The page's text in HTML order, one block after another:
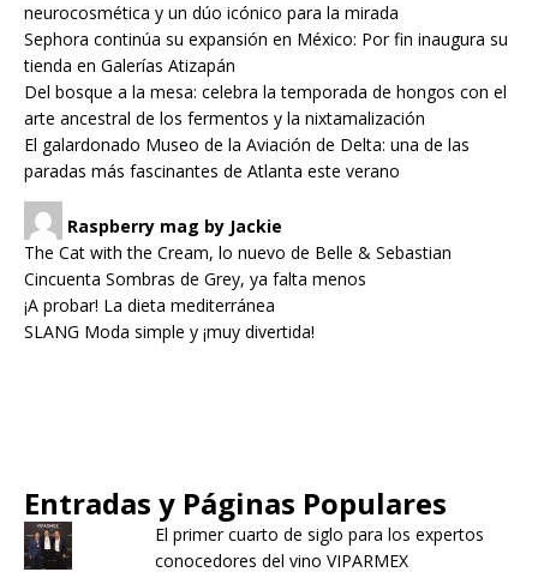
neurocosmética y un dúo icónico para la mirada
Sephora continúa su expansión en México: Por fin inaugura su
tienda en Galerías Atizapán
Del bosque a la mesa: celebra la temporada de hongos con el
arte ancestral de los fermentos y la nixtamalización
El galardonado Museo de la Aviación de Delta: una de las
paradas más fascinantes de Atlanta este verano
Raspberry mag by Jackie
The Cat with the Cream, lo nuevo de Belle & Sebastian
Cincuenta Sombras de Grey, ya falta menos
¡A probar! La dieta mediterránea
SLANG Moda simple y ¡muy divertida!
Entradas y Páginas Populares
El primer cuarto de siglo para los expertos
conocedores del vino VIPARMEX